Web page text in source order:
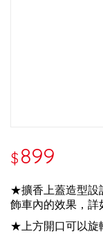
$899
★擴香上蓋造型設
飾車內的效果，詳
★上方開口可以旋